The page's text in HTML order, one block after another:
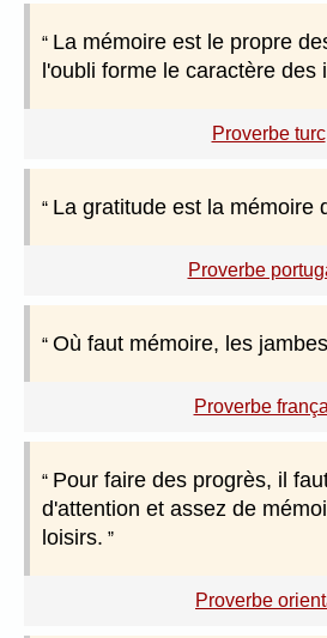
La mémoire est le propre
l'oubli forme le caractère des
Proverbe turc
La gratitude est la mémoire
Proverbe
Où faut mémoire, les
Proverbe
Pour faire des progrès, il
d'attention et assez de
loisirs.
Proverbe